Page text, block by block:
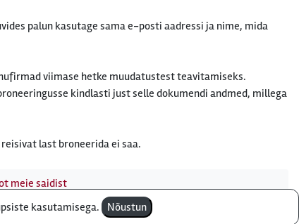
palun kasutage sama e-posti aadressi ja nime, mida
viimase hetke muudatustest teavitamiseks.
kindlasti just selle dokumendi andmed, millega
last broneerida ei saa.
meie saidist
610 8600
kasutamisega. Nõustun